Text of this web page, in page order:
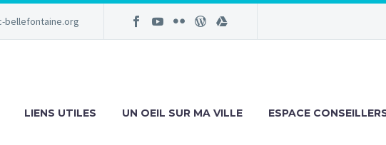
bellefontaine.org
LIENS UTILES UN OEIL SUR MA VILLE ESPACE